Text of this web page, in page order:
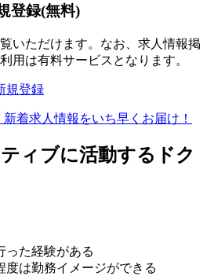
登録(無料)
いただけます。なお、求人情報掲
用は有料サービスとなります。
規登録
ィブに活動するドク
った経験がある
度は勤務イメージができる